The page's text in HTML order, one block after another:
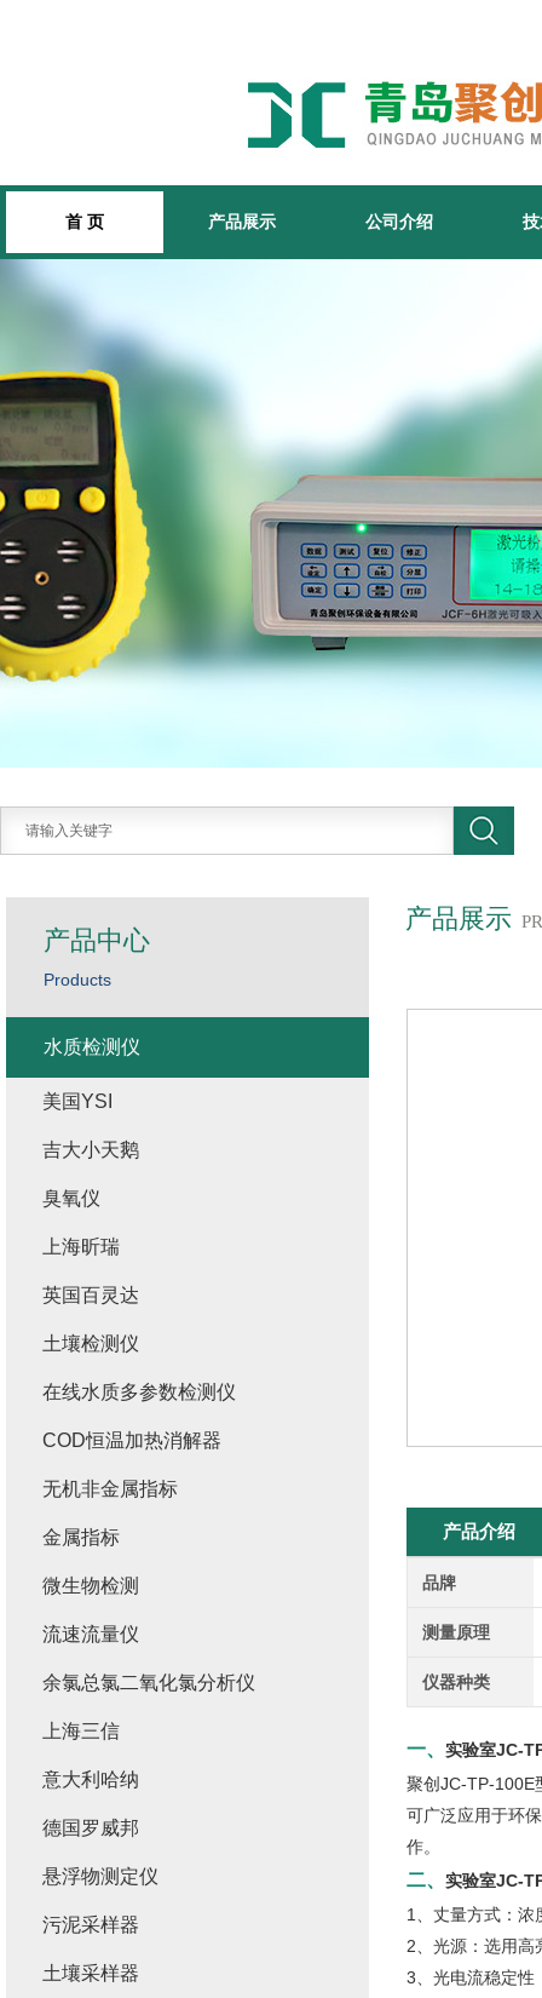
首 页 产品展示 公司介绍
产品展示
产品介绍
品牌
测量原理
仪器种类
一、 实验室JC-
聚创JC-TP-100E
可广泛应用于环
作。
二、 实验室JC-
1、丈量方式：浓
2、光源：选用高
3、光电流稳定性
产品中心
Products
水质检测仪
美国YSI
吉大小天鹅
臭氧仪
上海昕瑞
英国百灵达
土壤检测仪
在线水质多参数检测仪
COD恒温加热消解器
无机非金属指标
金属指标
微生物检测
流速流量仪
余氯总氯二氧化氯分析仪
上海三信
意大利哈纳
德国罗威邦
悬浮物测定仪
污泥采样器
土壤采样器